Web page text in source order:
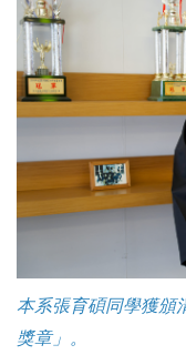
本系張育碩同學獲頒
獎章」。